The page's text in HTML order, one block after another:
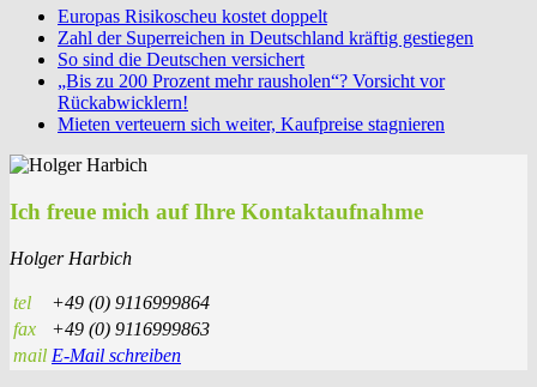
Europas Risikoscheu kostet doppelt
Zahl der Superreichen in Deutschland kräftig gestiegen
So sind die Deutschen versichert
„Bis zu 200 Prozent mehr rausholen“? Vorsicht vor
Rückabwicklern!
Mieten verteuern sich weiter, Kaufpreise stagnieren
Ich freue mich auf Ihre Kontaktaufnahme
Holger Harbich
tel
+49 (0) 9116999864
fax
+49 (0) 9116999863
mail E-Mail schreiben